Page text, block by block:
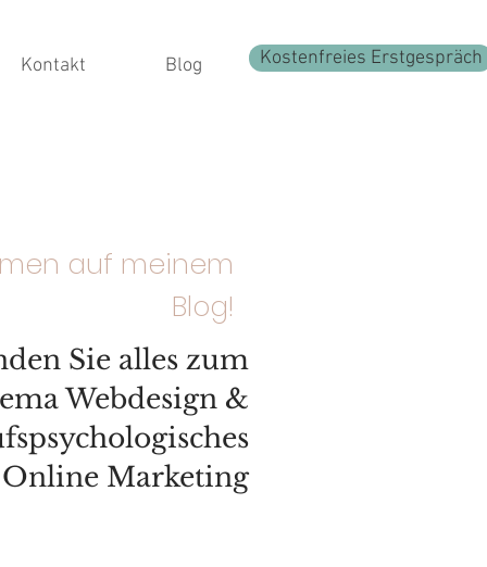
Kontakt Blog Kostenfreies Erstgespräch
auf meinem
Blog!
Sie alles zum
Webdesign &
Online Marketing